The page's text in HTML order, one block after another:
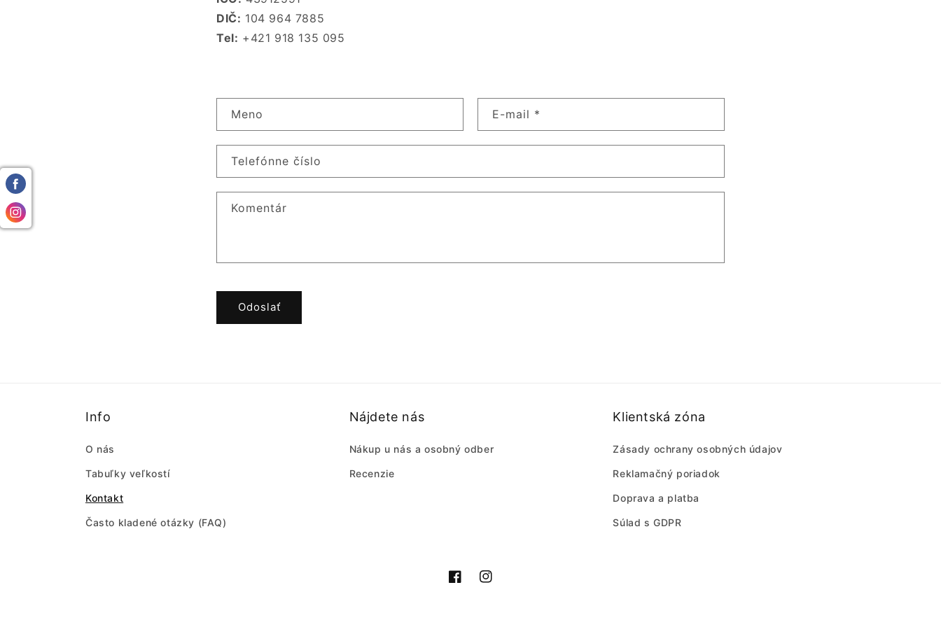
DIČ: 104 964 7885
Tel: +421 918 135 095
o
n
t
a
n
o
Meno E-mail *
Telefónne číslo
Komentár
Odoslať
Info
O nás
Tabuľky veľkostí
Kontakt
Často kladené otázky (FAQ)
Nájdete nás
Nákup u nás a osobný odber
Recenzie
Klientská zóna
Zásady ochrany osobných údajov
Reklamačný poriadok
Doprava a platba
Súlad s GDPR
FacebookInstagram